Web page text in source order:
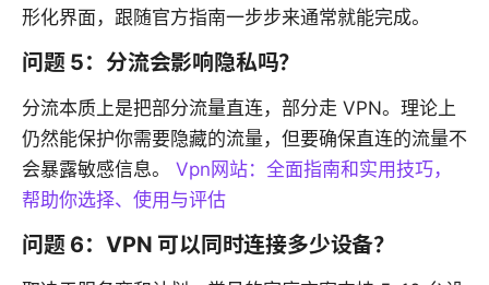
形化界面，跟随官方指南一步步来通常就能完成。
问题 5：分流会影响隐私吗？
分流本质上是把部分流量直连，部分走 VPN。理论上
仍然能保护你需要隐藏的流量，但要确保直连的流量不
会暴露敏感信息。 Vpn网站：全面指南和实用技巧，
帮助你选择、使用与评估
问题 6：VPN 可以同时连接多少设备？